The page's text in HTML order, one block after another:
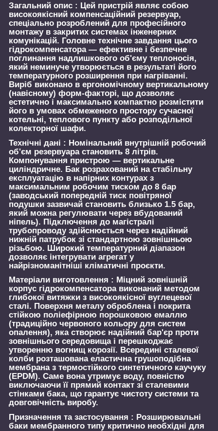
Загальний опис : Цей пристрій являє собою
високоякісний компенсаційний резервуар,
спеціально розроблений для професійного
монтажу в закритих системах інженерних
комунікацій. Головне технічне завдання цього
гідрокомпенсатора — ефективне і безпечне
поглинання надлишкового об'єму теплоносія,
який неминуче утворюється в результаті його
температурного розширення при нагріванні.
Виріб виконано в ергономічному вертикальному
(навісному) форм-факторі, що дозволяє
естетично і максимально компактно розмістити
його в умовах обмеженого простору сучасної
котельні, теплового пункту або розподільної
колекторної шафи.
Технічні дані : Номінальний внутрішній робочий
об'єм резервуара становить 8 літрів.
Компонування пристрою — вертикальне
циліндричне. Бак розрахований на стабільну
експлуатацію в напірних контурах з
максимальним робочим тиском до 8 бар
(заводський попередній тиск повітряної
подушки зазвичай становить близько 1.5 бар,
який можна регулювати через вбудований
ніпель). Підключення до магістралі
трубопроводу здійснюється через надійний
нижній патрубок зі стандартною зовнішньою
різьбою. Широкий температурний діапазон
дозволяє інтегрувати агрегат у
найрізноманітніші кліматичні проєкти.
Матеріали виготовлення : Міцний зовнішній
корпус гідрокомпенсатора виконаний методом
глибокої витяжки з високоякісної вуглецевої
сталі. Поверхня металу оброблена і покрита
стійкою поліефірною порошковою емаллю
(традиційно червоного кольору для систем
опалення), яка створює надійний бар'єр проти
зовнішнього середовища і перешкоджає
утворенню вогнищ корозії. Всередині сталевої
колби розташована еластична грушоподібна
мембрана з термостійкого синтетичного каучуку
(EPDM). Саме вона утримує воду, повністю
виключаючи її прямий контакт зі сталевими
стінками бака, що гарантує чистоту системи та
довговічність виробу.
Призначення та застосування : Розширювальні
баки мембранного типу критично необхідні для